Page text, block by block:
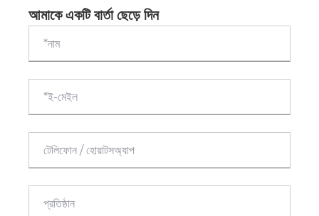
আমাকে একটি বার্তা ছেড়ে দিন